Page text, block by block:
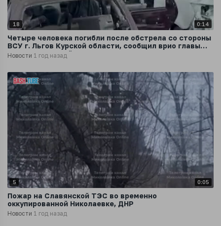
18 0:14
Четыре человека погибли после обстрела со стороны
ВСУ г. Льгов Курской области, сообщил врио главы
региона Хинштейн
Новости 1 год назад
5 0:05
Пожар на Славянской ТЭС во временно
оккупированной Николаевке, ДНР
Новости 1 год назад